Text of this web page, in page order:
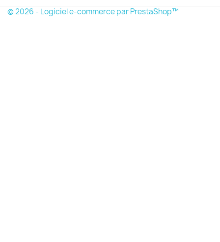
© 2026 - Logiciel e-commerce par PrestaShop™